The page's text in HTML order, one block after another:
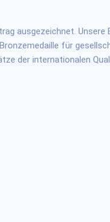
ausgezeichnet.
für
der internationalen